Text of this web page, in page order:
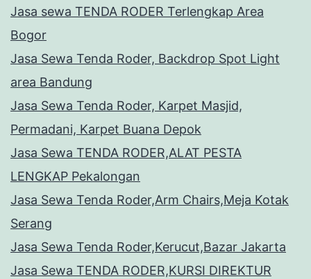
Jasa sewa TENDA RODER Terlengkap Area
Bogor
Jasa Sewa Tenda Roder, Backdrop Spot Light
area Bandung
Jasa Sewa Tenda Roder, Karpet Masjid,
Permadani, Karpet Buana Depok
Jasa Sewa TENDA RODER,ALAT PESTA
LENGKAP Pekalongan
Jasa Sewa Tenda Roder,Arm Chairs,Meja Kotak
Serang
Jasa Sewa Tenda Roder,Kerucut,Bazar Jakarta
Jasa Sewa TENDA RODER,KURSI DIREKTUR